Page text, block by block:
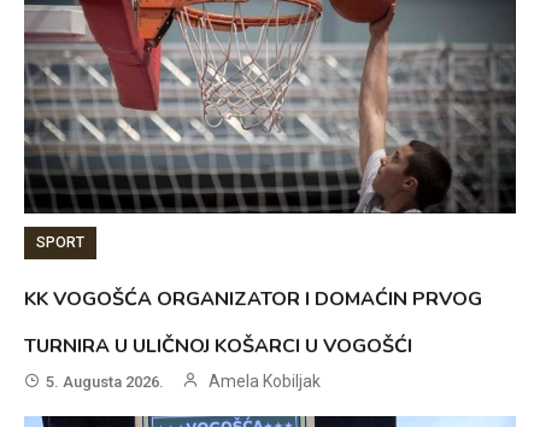
SPORT
KK VOGOŠĆA ORGANIZATOR I DOMAĆIN PRVOG
TURNIRA U ULIČNOJ KOŠARCI U VOGOŠĆI
5. Augusta 2026. Amela Kobiljak